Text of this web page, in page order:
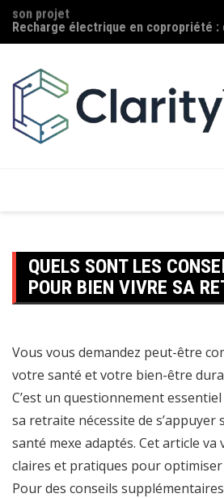
Aller
au
contenu
Recharge électrique en copropriété :
installer une borne
QUELS SONT LES
POUR BIEN VIVRE SA
Vous vous demandez peut-être
votre santé et votre bien-être
C’est un questionnement
sa retraite nécessite de s’appuyer
santé mexe adaptés. Cet article
claires et pratiques pour
Pour des conseils